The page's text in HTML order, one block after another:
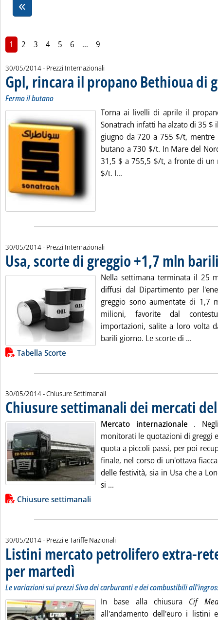
1 2 3 4 5 6 ... 9
30/05/2014- Prezzi Internazionali
Gpl, rincara il propano Bethioua di
Fermo il butano
Torna ai livelli di aprile il
Sonatrach infatti ha alzato di 35 $
giugno da 720 a 755 $/t, mentre
butano a 730 $/t. In Mare del
31,5 $ a 755,5 $/t, a fronte di un
$/t. I...
30/05/2014- Prezzi Internazionali
Usa, scorte di greggio +1,7 mln
Nella settimana terminata il 25
diffusi dal Dipartimento per
greggio sono aumentate di 1,7
milioni, favorite dal
importazioni, salite a loro volta
barili giorno. Le scorte di ...
Lista allegati PDF alla notizia
Tabella Scorte
30/05/2014- Chiusure Settimanali
Chiusure settimanali dei mercati
Mercato internazionale .
monitorati le quotazioni di greggi
quota a piccoli passi, per poi
finale, nel corso di un'ottava
delle festività, sia in Usa che a
si ...
Lista allegati PDF alla notizia
Chiusure settimanali
30/05/2014- Prezzi e Tariffe Nazionali
Listini mercato petrolifero extra-
per martedì . Sottotitolo: Le variazioni sui prezzi Siva dei carburanti e
. Pubblicata venerdì 30 maggio 2014 alle 9.26.
Le variazioni sui prezzi Siva dei carburanti e dei combustibili
In base alla chiusura Cif
all'andamento dell'euro i listini